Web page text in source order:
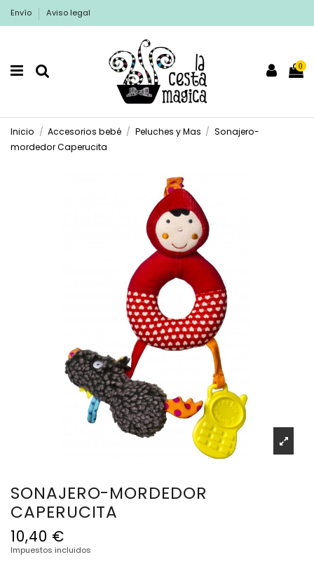
Envío Aviso legal
0
Inicio Accesorios bebé Peluches y Mas
Sonajero-
mordedor Caperucita
SONAJERO-MORDEDOR
CAPERUCITA
10,40 €
Impuestos incluidos